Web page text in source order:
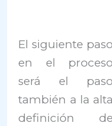
El siguiente paso
en el proceso
será el paso
también a la alta
definición de